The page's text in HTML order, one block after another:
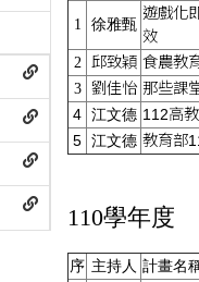
1 徐雅甄
遊戲化
效
2 邱致穎 食農教
3 劉佳怡 那些課
4 江文德 112高
5 江文德 教育部
110學年度
序 主持人 計畫名